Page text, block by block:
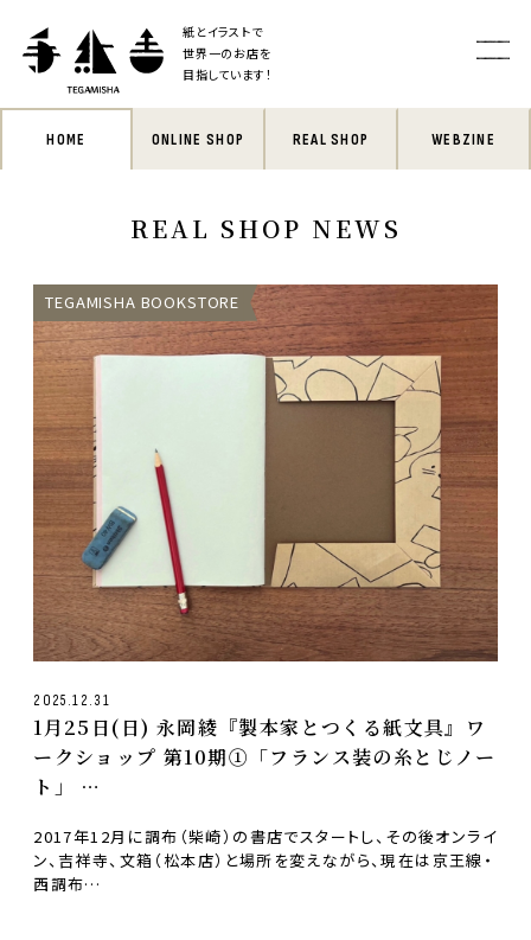
紙とイラストで
世界一のお店を
目指しています！
HOME ONLINE SHOP REAL SHOP WEBZINE
REAL SHOP NEWS
TEGAMISHA BOOKSTORE
2025.12.31
1月25日(日) 永岡綾『製本家とつくる紙文具』ワ
ークショップ 第10期①「フランス装の糸とじノー
ト」
2017年12月に調布（柴崎）の書店でスタートし、その後オンライ
ン、吉祥寺、文箱（松本店）と場所を変えながら、現在は京王線・
西調布…